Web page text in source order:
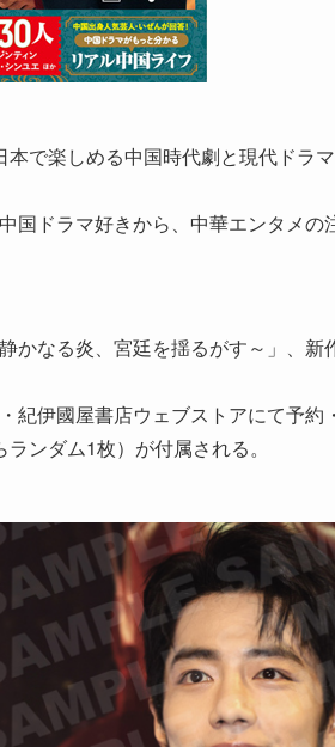
で楽しめる中国時代劇と現代ドラ
国ドラマ好きから、中華エンタメの
かなる炎、宮廷を揺るがす～」、新
紀伊國屋書店ウェブストアにて予約
ンダム1枚）が付属される。